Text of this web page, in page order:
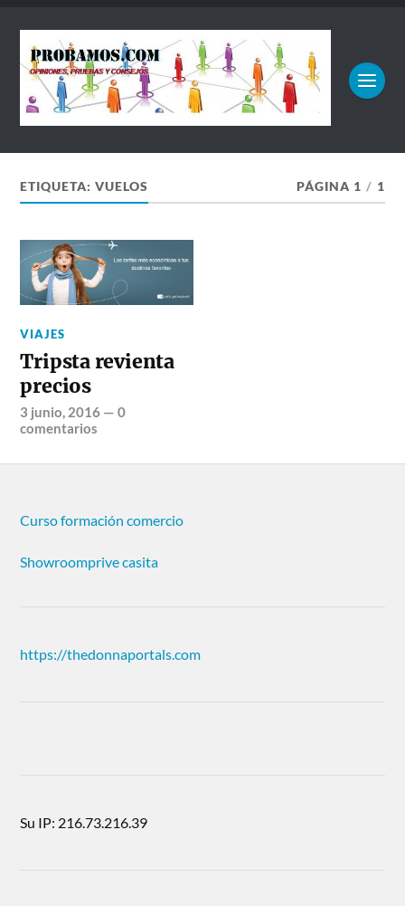
ETIQUETA:VUELOS PÁGINA 1 / 1
VIAJES
Tripsta revienta
precios
3 junio, 2016 —0
comentarios
Curso formación comercio
Showroomprive casita
https://thedonnaportals.com
Su IP: 216.73.216.39